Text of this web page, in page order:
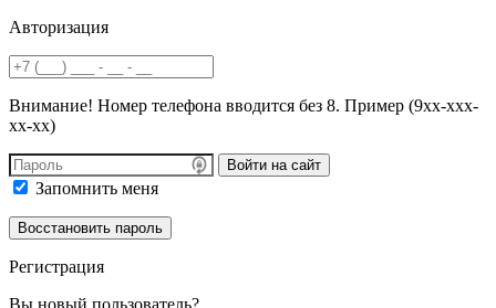
Авторизация
Внимание! Номер телефона вводится без 8. Пример (9хх-ххх-
хх-хх)
Войти на сайт
Запомнить меня
Регистрация
Вы новый пользователь?